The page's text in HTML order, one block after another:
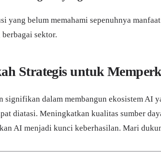
yang belum memahami sepenuhnya
sektor.
Strategis untuk
signifikan dalam membangun ekosistem AI
diatasi. Meningkatkan kualitas sumber
AI menjadi kunci keberhasilan. Mari